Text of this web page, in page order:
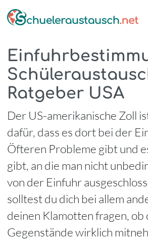
Ratgeber USA
Der US-amerikanische Zoll
dafür, dass es dort bei der
Öfteren Probleme gibt und
gibt, an die man nicht
von der Einfuhr
solltest du dich bei allem
deinen Klamotten fragen, ob
Gegenstände wirklich